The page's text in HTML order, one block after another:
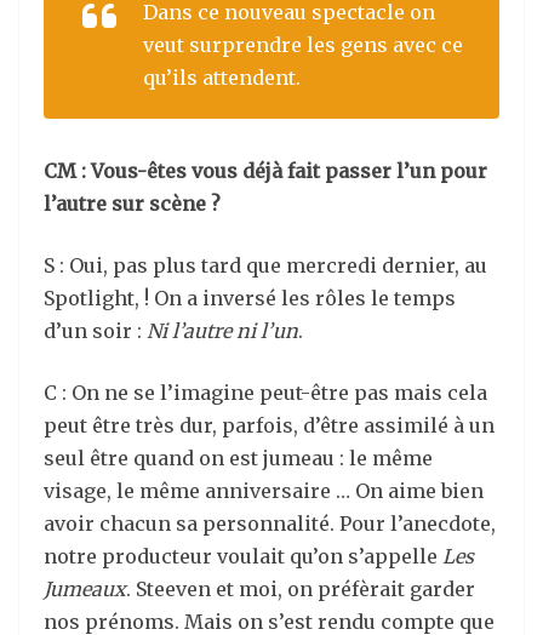
Dans ce nouveau spectacle on
veut surprendre les gens avec ce
qu’ils attendent.
CM : Vous-êtes vous déjà fait passer l’un pour
l’autre sur scène ?
S : Oui, pas plus tard que mercredi dernier, au
Spotlight, ! On a inversé les rôles le temps
d’un soir : Ni l’autre ni l’un.
C : On ne se l’imagine peut-être pas mais cela
peut être très dur, parfois, d’être assimilé à un
seul être quand on est jumeau : le même
visage, le même anniversaire … On aime bien
avoir chacun sa personnalité. Pour l’anecdote,
notre producteur voulait qu’on s’appelle Les
Jumeaux. Steeven et moi, on préfèrait garder
nos prénoms. Mais on s’est rendu compte que